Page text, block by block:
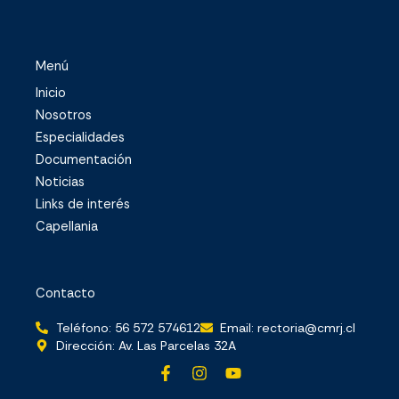
Menú
Inicio
Nosotros
Especialidades
Documentación
Noticias
Links de interés
Capellania
Contacto
Teléfono: 56 572 574612
Email: rectoria@cmrj.cl
Dirección: Av. Las Parcelas 32A